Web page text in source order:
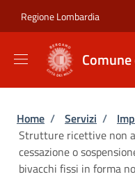
Regione Lombardia
Briciole di
Home / Servizi /
Strutture ricettive non
cessazione o
bivacchi fissi in forma